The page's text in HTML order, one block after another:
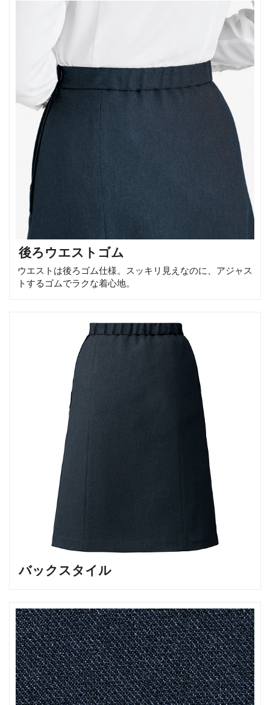
後ろウエストゴム
ウエストは後ろゴム仕様。スッキリ見えなのに、アジャス
トするゴムでラクな着心地。
バックスタイル